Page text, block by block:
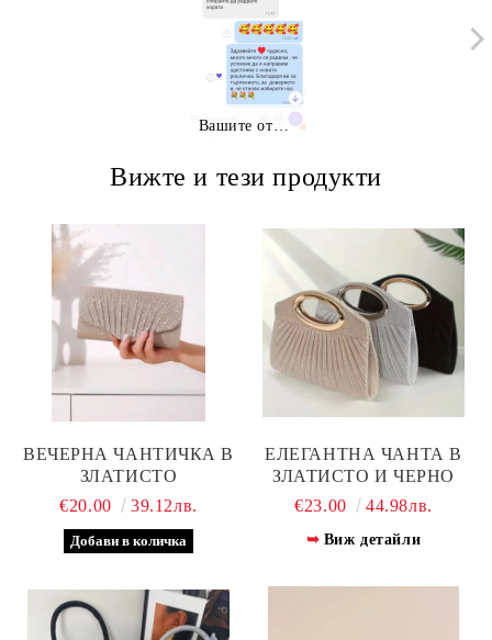
Вашите отзиви
Вижте и тези продукти
ВЕЧЕРНА ЧАНТИЧКА В
ЗЛАТИСТО
€20.00
39.12лв.
ЕЛЕГАНТНА ЧАНТА В
ЗЛАТИСТО И ЧЕРНО
€23.00
44.98лв.
Виж детайли